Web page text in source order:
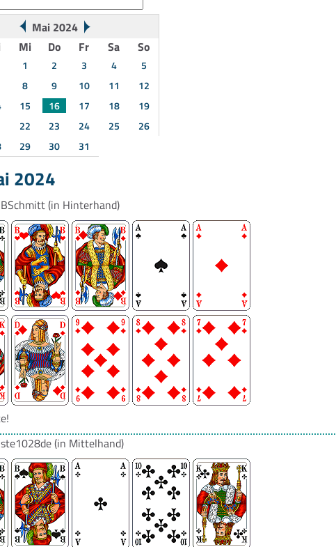
Mai 2024
Mi Do Fr Sa So
1 2 3 4
5
8 9 10 11
12
15 16 17 18
19
22 23 24 25
26
29 30 31
2024
BSchmitt(in Hinterhand)
ste1028de(in Mittelhand)